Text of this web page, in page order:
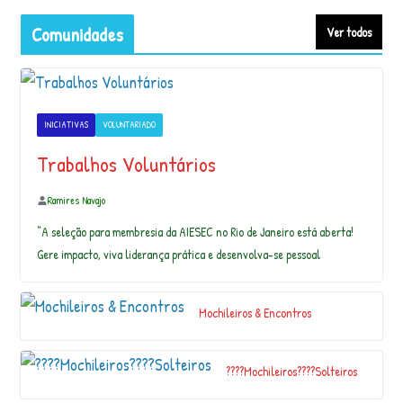
c
o
n
O
R
Comunidades Ver todos
INICIATIVAS VOLUNTARIADO
Trabalhos Voluntários
Ramires Navajo
“A seleção para membresia da AIESEC no Rio de Janeiro está aberta!
Gere impacto, viva liderança prática e desenvolva-se pessoal
Mochileiros & Encontros
????Mochileiros????Solteiros